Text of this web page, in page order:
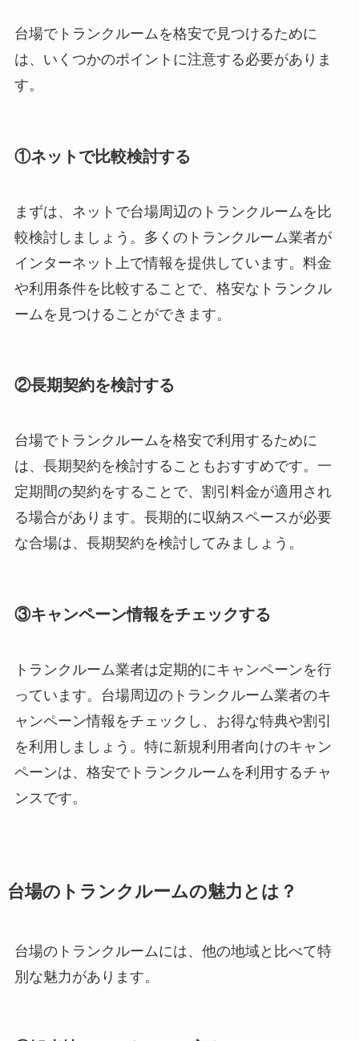
台場でトランクルームを格安で見つけるために
は、いくつかのポイントに注意する必要がありま
す。
①ネットで比較検討する
まずは、ネットで台場周辺のトランクルームを比
較検討しましょう。多くのトランクルーム業者が
インターネット上で情報を提供しています。料金
や利用条件を比較することで、格安なトランクル
ームを見つけることができます。
②長期契約を検討する
台場でトランクルームを格安で利用するために
は、長期契約を検討することもおすすめです。一
定期間の契約をすることで、割引料金が適用され
る場合があります。長期的に収納スペースが必要
な合場は、長期契約を検討してみましょう。
③キャンペーン情報をチェックする
トランクルーム業者は定期的にキャンペーンを行
っています。台場周辺のトランクルーム業者のキ
ャンペーン情報をチェックし、お得な特典や割引
を利用しましょう。特に新規利用者向けのキャン
ペーンは、格安でトランクルームを利用するチャ
ンスです。
台場のトランクルームの魅力とは？
台場のトランクルームには、他の地域と比べて特
別な魅力があります。